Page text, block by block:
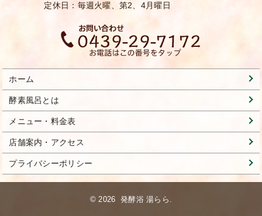
定休日：毎週火曜、第2、4月曜日
ホーム
酵素風呂とは
メニュー・料金表
店舗案内・アクセス
プライバシーポリシー
© 2026 発酵浴 湯らら.